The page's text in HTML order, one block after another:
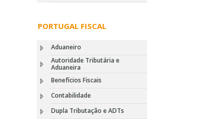
PORTUGAL FISCAL
Aduaneiro
Autoridade Tributária e
Aduaneira
Benefícios Fiscais
Contabilidade
Dupla Tributação e ADTs